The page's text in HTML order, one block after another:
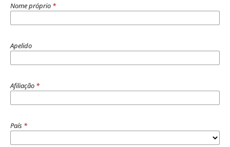
Nome próprio *
Apelido
Afiliação *
País *